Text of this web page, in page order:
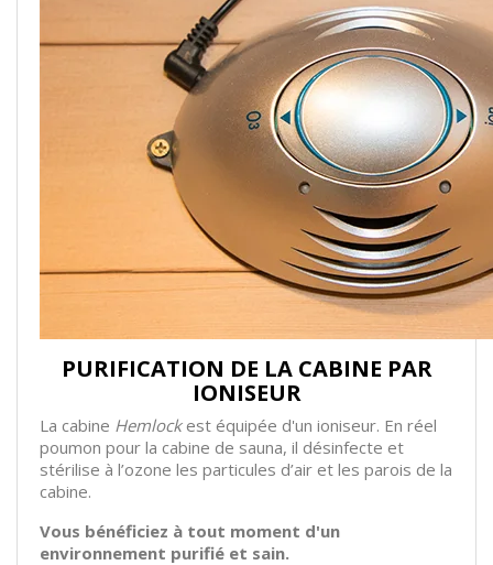
PURIFICATION DE LA CABINE PAR
IONISEUR
La cabine Hemlockest équipée d'un ioniseur. En réel
poumon pour la cabine de sauna, il désinfecte et
stérilise à l’ozone les particules d’air et les parois de la
cabine.
Vous bénéficiez à tout moment d'un
environnement purifié et sain.